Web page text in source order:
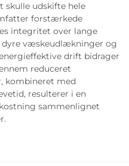
skulle udskifte hele
forstærkede
integritet over lange
dyre væskeudlækninger og
drift bidrager
reduceret
kombineret med
resulterer i en
sammenlignet